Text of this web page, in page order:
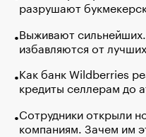
разрушают
Выживают
избавляются от
Как банк Wildberries
кредиты селлерам до
Сотрудники открыли
компаниям. Зачем им